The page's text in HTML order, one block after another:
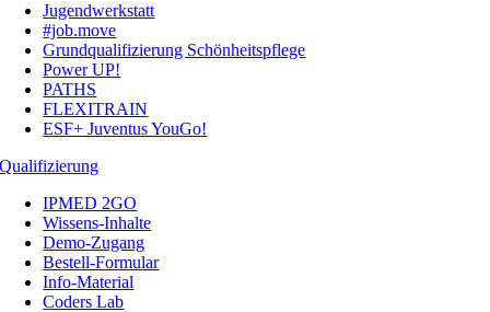
Jugendwerkstatt
#job.move
Grundqualifizierung Schönheitspflege
Power UP!
PATHS
FLEXITRAIN
ESF+ Juventus YouGo!
Qualifizierung
IPMED 2GO
Wissens-Inhalte
Demo-Zugang
Bestell-Formular
Info-Material
Coders Lab